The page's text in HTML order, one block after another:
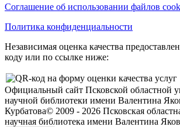
Соглашение об использовании файлов
Политика конфиденциальности
Независимая оценка качества
коду или по ссылке ниже:
Официальный сайт Псковской областной
научной библиотеки имени Валентина
Курбатова© 2009 - 2026 Псковская
научная библиотека имени Валентина